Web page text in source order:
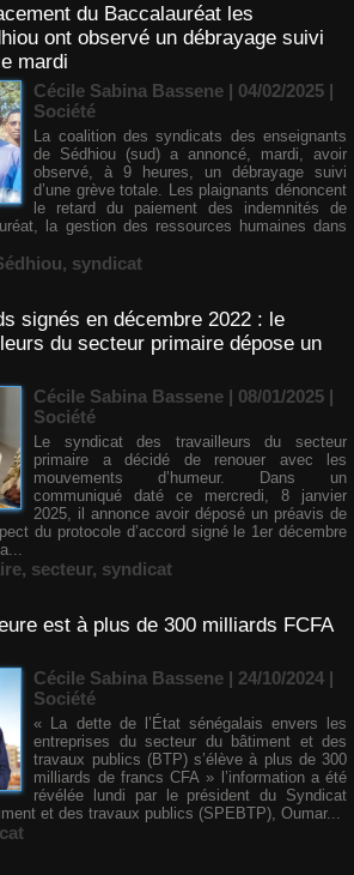
du Baccalauréat les
ont observé un débrayage suivi
mardi
Cécile Sabina Bassene | 04/02/2025 |
Société
La coalition des syndicats des enseignants
de Sédhiou (sud) a annoncé, mardi, avoir
observé, à 9 heures, un débrayage suivi
d’une grève totale. Les plaignants dénoncent
le retard du paiement des indemnités de
la gestion des ressources humaines dans
, syndicat
signés en décembre 2022 : le
du secteur primaire dépose un
Cécile Sabina Bassene | 08/01/2025 |
Société
Le syndicat des travailleurs du secteur
primaire a décidé de renouer avec les
mouvements d’humeur. Dans un
communiqué daté ce mercredi, 8 janvier
2025, il annonce avoir déposé un préavis de
du protocole d’accord signé le 1er décembre
, secteur, syndicat
est à plus de 300 milliards FCFA
Cécile Sabina Bassene | 24/10/2024 |
Société
« La dette de l’État sénégalais envers les
entreprises du secteur du bâtiment et des
travaux publics (BTP) s’élève à plus de 300
milliards de francs CFA » l’information a été
révélée lundi par le président du Syndicat
et des travaux publics (SPEBTP), Oumar...